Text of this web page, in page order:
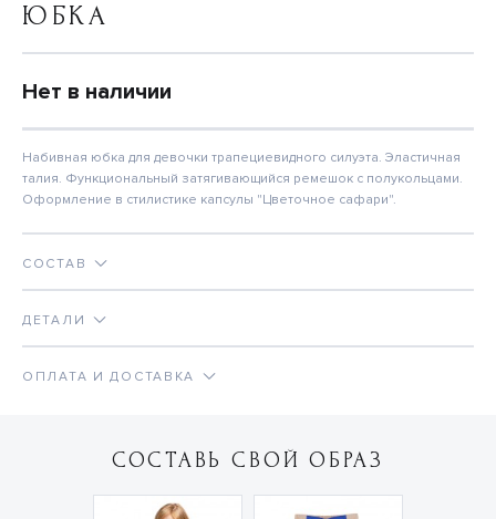
ЮБКА
Нет в наличии
Набивная юбка для девочки трапециевидного силуэта. Эластичная
талия. Функциональный затягивающийся ремешок с полукольцами.
Оформление в стилистике капсулы "Цветочное сафари".
СОСТАВ
ДЕТАЛИ
ОПЛАТА И ДОСТАВКА
СОСТАВЬ СВОЙ ОБРАЗ